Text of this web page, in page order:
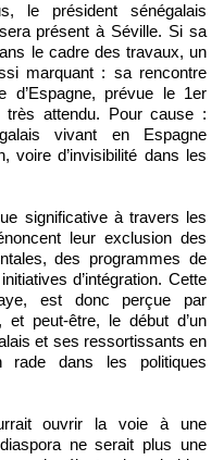
le président sénégalais
présent à Séville. Si sa
le cadre des travaux, un
marquant : sa rencontre
d’Espagne, prévue le 1er
très attendu. Pour cause :
vivant en Espagne
voire d’invisibilité dans les
significative à travers les
leur exclusion des
des programmes de
d’intégration. Cette
est donc perçue par
et peut-être, le début d’un
et ses ressortissants en
rade dans les politiques
ouvrir la voie à une
ne serait plus une